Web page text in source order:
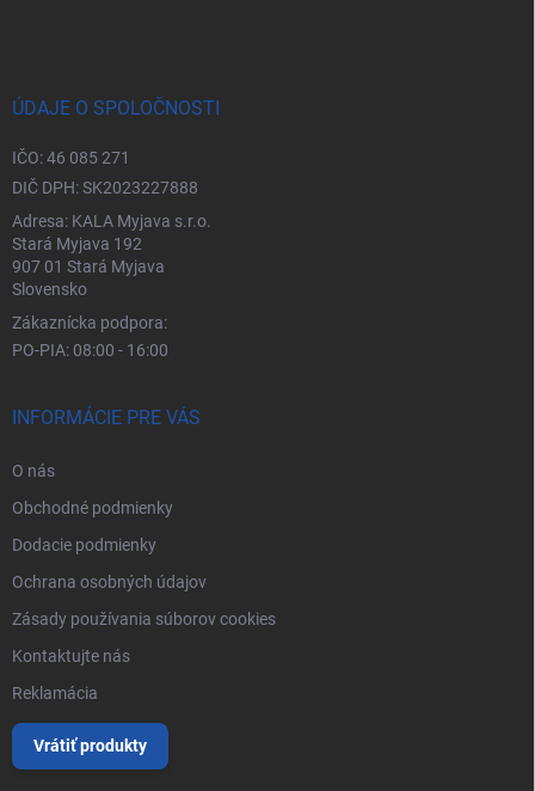
ÚDAJE O SPOLOČNOSTI
IČO: 46 085 271
DIČ DPH: SK2023227888
Adresa: KALA Myjava s.r.o.
Stará Myjava 192
907 01 Stará Myjava
Slovensko
Zákaznícka podpora:
PO-PIA: 08:00 - 16:00
INFORMÁCIE PRE VÁS
O nás
Obchodné podmienky
Dodacie podmienky
Ochrana osobných údajov
Zásady používania súborov cookies
Kontaktujte nás
Reklamácia
Vrátiť produkty